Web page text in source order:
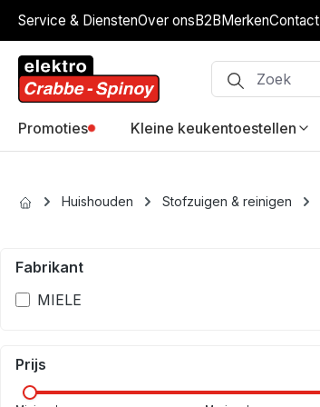
to main content
Skip to search
Skip to main navigation
Service & DienstenOver onsB2BMerkenContact
Promoties Kleine keukentoestellen
Huishouden Stofzuigen & reinigen
Fabrikant
MIELE
Prijs